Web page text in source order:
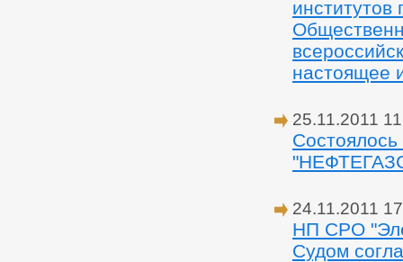
институтов
настоящее
25.11.2011
24.11.2011
НП СРО
Судом